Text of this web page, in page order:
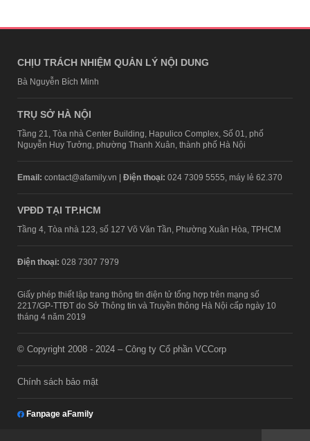
CHỊU TRÁCH NHIỆM QUẢN LÝ NỘI DUNG
Bà Nguyễn Bích Minh
TRỤ SỞ HÀ NỘI
Tầng 21, Tòa nhà Center Building, Hapulico Complex, Số 01, phố
Nguyễn Huy Tưởng, phường Thanh Xuân, thành phố Hà Nội
Email: contact@afamily.vn | Điện thoại: 024 7309 5555, máy lẻ 62.370
VPĐD TẠI TP.HCM
Tầng 4, Tòa nhà 123, số 127 Võ Văn Tần, Phường Xuân Hòa, TPHCM
Điện thoại: 028 7307 7979
Giấy phép thiết lập trang thông tin điện tử tổng hợp trên mạng số
2217/GP-TTĐT do Sở Thông tin và Truyền thông Hà Nội cấp ngày 10
tháng 4 năm 2019
© Copyright 2008 - 2024 – Công ty Cổ phần VCCorp
Chính sách bảo mật
Fanpage aFamily